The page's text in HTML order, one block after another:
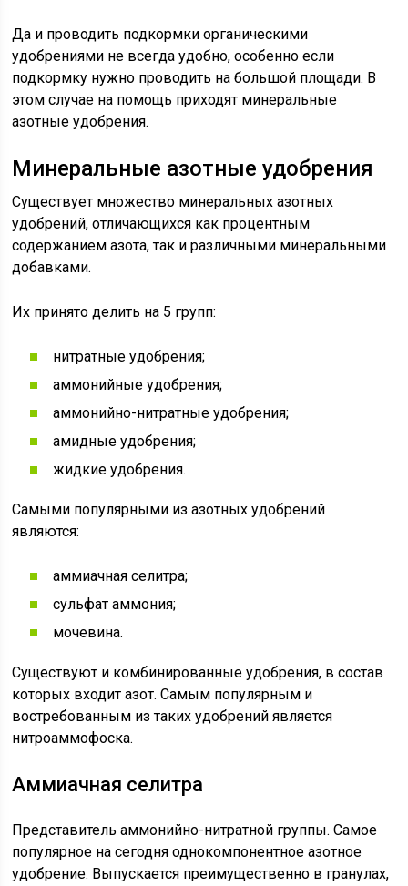
Да и проводить подкормки органическими
удобрениями не всегда удобно, особенно если
подкормку нужно проводить на большой площади. В
этом случае на помощь приходят минеральные
азотные удобрения.
Минеральные азотные удобрения
Существует множество минеральных азотных
удобрений, отличающихся как процентным
содержанием азота, так и различными минеральными
добавками.
Их принято делить на 5 групп:
нитратные удобрения;
аммонийные удобрения;
аммонийно-нитратные удобрения;
амидные удобрения;
жидкие удобрения.
Самыми популярными из азотных удобрений
являются:
аммиачная селитра;
сульфат аммония;
мочевина.
Существуют и комбинированные удобрения, в состав
которых входит азот. Самым популярным и
востребованным из таких удобрений является
нитроаммофоска.
Аммиачная селитра
Представитель аммонийно-нитратной группы. Самое
популярное на сегодня однокомпонентное азотное
удобрение. Выпускается преимущественно в гранулах,